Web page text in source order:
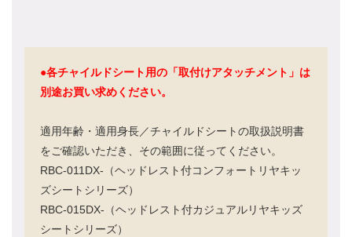
●各チャイルドシート用の「取付けアタッチメント」は
別途お買い求めください。
適用年齢・適用身長／チャイルドシートの取扱説明書
をご確認いただき、その範囲に従ってください。
RBC-011DX-（ヘッドレスト付コンフォートリヤキッ
ズシートシリーズ）
RBC-015DX-（ヘッドレスト付カジュアルリヤキッズ
シートシリーズ）